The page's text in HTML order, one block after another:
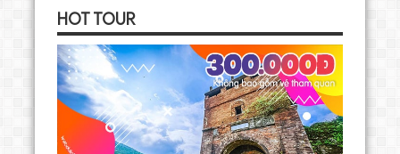
HOT TOUR